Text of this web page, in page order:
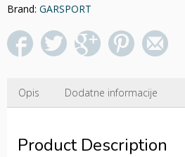
Brand: GARSPORT
Opis Dodatne informacije
Product Description